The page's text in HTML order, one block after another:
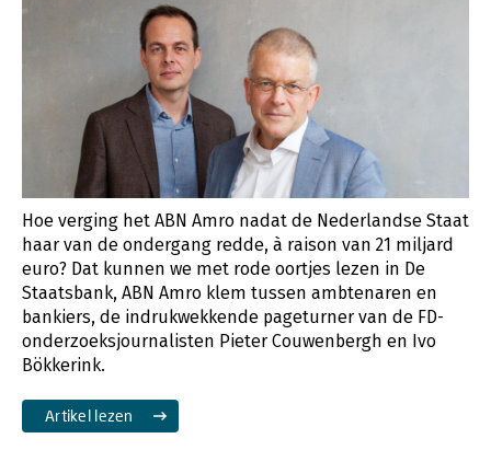
Hoe verging het ABN Amro nadat de Nederlandse Staat
haar van de ondergang redde, à raison van 21 miljard
euro? Dat kunnen we met rode oortjes lezen in De
Staatsbank, ABN Amro klem tussen ambtenaren en
bankiers, de indrukwekkende pageturner van de FD-
onderzoeksjournalisten Pieter Couwenbergh en Ivo
Bökkerink.
Artikel lezen